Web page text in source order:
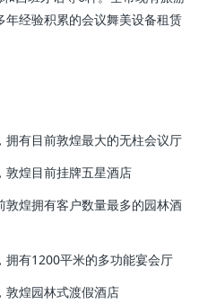
经验积累的会议舞美设备租赁
有目前敦煌最大的无柱会议厅
敦煌目前挂牌五星酒店
煌拥有客户数量最多的园林酒
有1200平米的多功能宴会厅
敦煌园林式渡假酒店